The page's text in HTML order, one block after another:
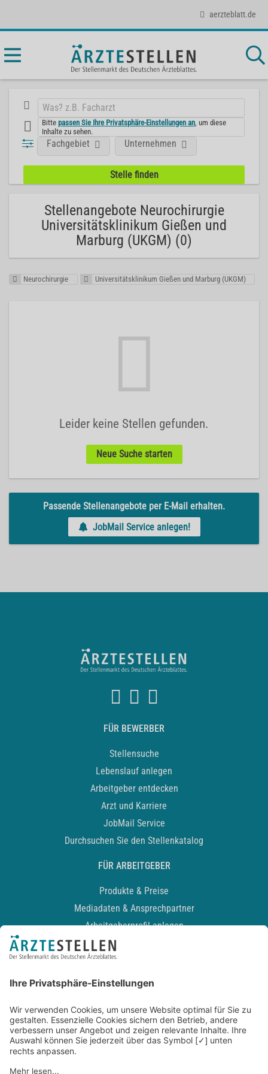
aerzteblatt.de
Bittepassen Sie Ihre Privatsphäre-Einstellungen an , um diese
Inhalte zu sehen.
Fachgebiet Unternehmen
Stellenangebote Neurochirurgie
Universitätsklinikum Gießen und
Marburg (UKGM) (0)
Neurochirurgie Universitätsklinikum Gießen und Marburg (UKGM)
Leider keine Stellen gefunden.
Neue Suche starten
Passende Stellenangebote per E-Mail erhalten.
JobMail Service anlegen!
FÜR BEWERBER
Stellensuche
Lebenslauf anlegen
Arbeitgeber entdecken
Arzt und Karriere
JobMail Service
Durchsuchen Sie den Stellenkatalog
FÜR ARBEITGEBER
Produkte & Preise
Mediadaten & Ansprechpartner
Arbeitgeberprofil anlegen
Recruiting-Podcast
Kontakt
Datenschutz
Newsletter